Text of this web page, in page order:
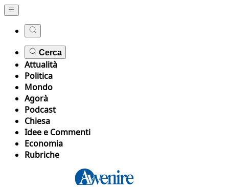
Cerca
Attualità
Politica
Mondo
Agorà
Podcast
Chiesa
Idee e Commenti
Economia
Rubriche